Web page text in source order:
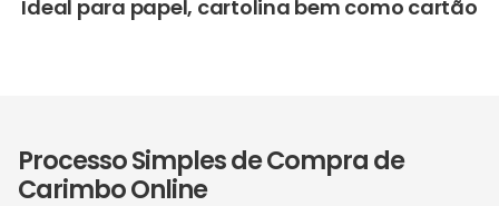
Ideal para papel, cartolina bem como cartão
Processo Simples de Compra de
Carimbo Online